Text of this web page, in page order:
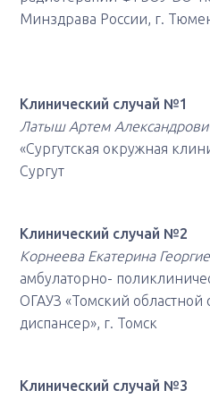
Минздрава России, г.
Клинический случай №1
Латыш Артем
«Сургутская окружная
Сургут
Клинический случай №2
Корнеева Екатерина
амбулаторно-
ОГАУЗ «Томский областной
диспансер», г. Томск
Клинический случай №3